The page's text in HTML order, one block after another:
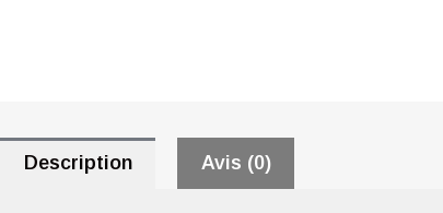
Description Avis (0)